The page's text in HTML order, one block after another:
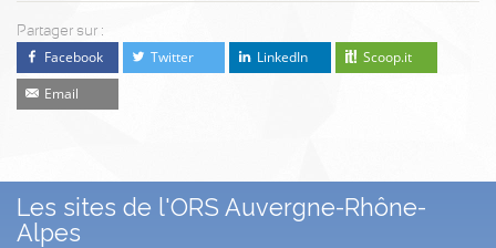
Partager sur :
Facebook Twitter LinkedIn
Scoop.it
Email
Les sites de l'ORS Auvergne-Rhône-
Alpes